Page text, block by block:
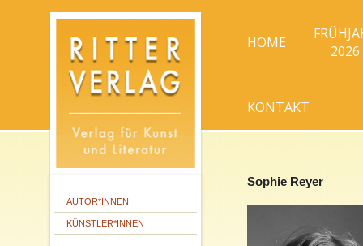
HOME
2026
KONTAKT
AUTOR*INNEN
KÜNSTLER*INNEN
Sophie Reyer